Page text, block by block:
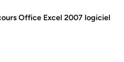
Office Excel 2007 logiciel